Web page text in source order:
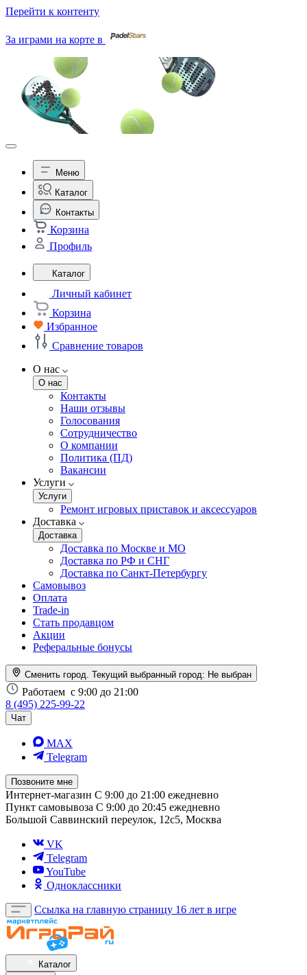
Перейти к контенту
За играми на корте в
Меню
Каталог
Контакты
Корзина
Профиль
Каталог
Личный кабинет
Корзина
Избранное
Сравнение товаров
О нас
О нас
Контакты
Наши отзывы
Голосования
Сотрудничество
О компании
Политика (ПД)
Вакансии
Услуги
Услуги
Ремонт игровых приставок и аксессуаров
Доставка
Доставка
Доставка по Москве и МО
Доставка по РФ и СНГ
Доставка по Санкт-Петербургу
Самовывоз
Оплата
Trade-in
Стать продавцом
Акции
Реферальные бонусы
Сменить город. Текущий выбранный город: Не выбран
Работаем с 9:00 до 21:00
8 (495) 225-99-22
Чат
MAX
Telegram
Позвоните мне
Интернет-магазин С 9:00 до 21:00 ежедневно
Пункт самовывоза С 9:00 до 20:45 ежедневно
Большой Саввинский переулок, 12с5, Москва
VK
Telegram
YouTube
Одноклассники
Ссылка на главную страницу 16 лет в игре
Каталог